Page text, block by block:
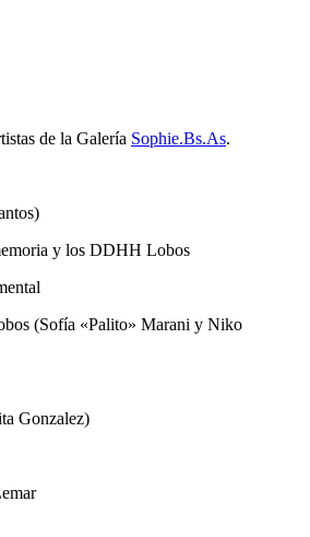
de la Galería Sophie.Bs.As.
y los DDHH Lobos
(Sofía «Palito» Marani y Niko
Gonzalez)